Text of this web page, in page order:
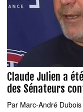
Claude Julien a
des Sénateurs
Par Marc-André Dubois